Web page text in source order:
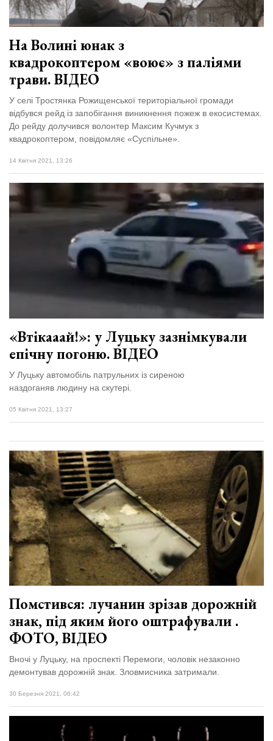
На Волині юнак з
квадрокоптером «воює» з паліями
трави. ВІДЕО
У селі Тростянка Рожищенської територіальної громади
відбувся рейд із запобігання виникнення пожеж в екосистемах.
До рейду долучився волонтер Максим Кучмук з
квадрокоптером, повідомляє «Суспільне».
14 Квітня 2021, 13:26
«Втікааай!»: у Луцьку зазнімкували
епічну погоню. ВІДЕО
У Луцьку автомобіль патрульних із сиреною
наздоганяв людину на скутері.
05 Квітня 2021, 13:27
Помстився: лучанин зрізав дорожній
знак, під яким його оштрафували .
ФОТО, ВІДЕО
Вночі у Луцьку, на проспекті Перемоги, чоловік незаконно
демонтував дорожній знак. Зловмисника затримали.
30 Березня 2021, 06:42